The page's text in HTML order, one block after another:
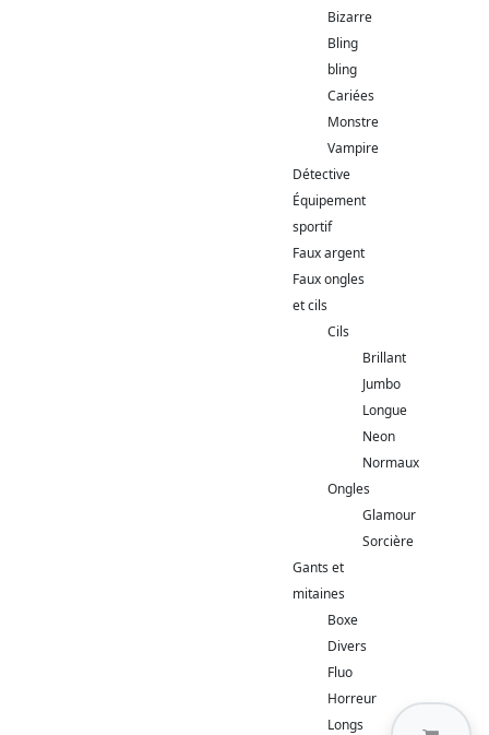
Bizarre
Bling
bling
Cariées
Monstre
Vampire
Détective
Équipement
sportif
Faux argent
Faux ongles
et cils
Cils
Brillant
Jumbo
Longue
Neon
Normaux
Ongles
Glamour
Sorcière
Gants et
mitaines
Boxe
Divers
Fluo
Horreur
Longs